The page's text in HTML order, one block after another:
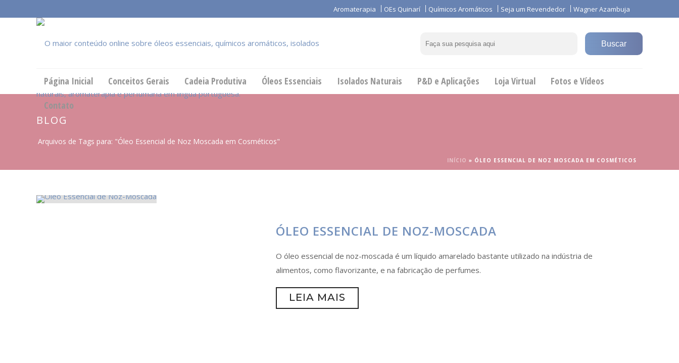
Aromaterapia OEs Quinarí Químicos Aromáticos Seja um Revendedor Wagner Azambuja
Página Inicial Conceitos Gerais Cadeia Produtiva Óleos Essenciais Isolados Naturais P&D e Aplicações Loja Virtual
Fotos e Vídeos
Contato
BLOG
Arquivos de Tags para: "Óleo Essencial de Noz Moscada em Cosméticos"
INÍCIO » ÓLEO ESSENCIAL DE NOZ MOSCADA EM COSMÉTICOS
ÓLEO ESSENCIAL DE NOZ-MOSCADA
O óleo essencial de noz-moscada é um líquido amarelado bastante utilizado na indústria de
alimentos, como flavorizante, e na fabricação de perfumes.
LEIA MAIS